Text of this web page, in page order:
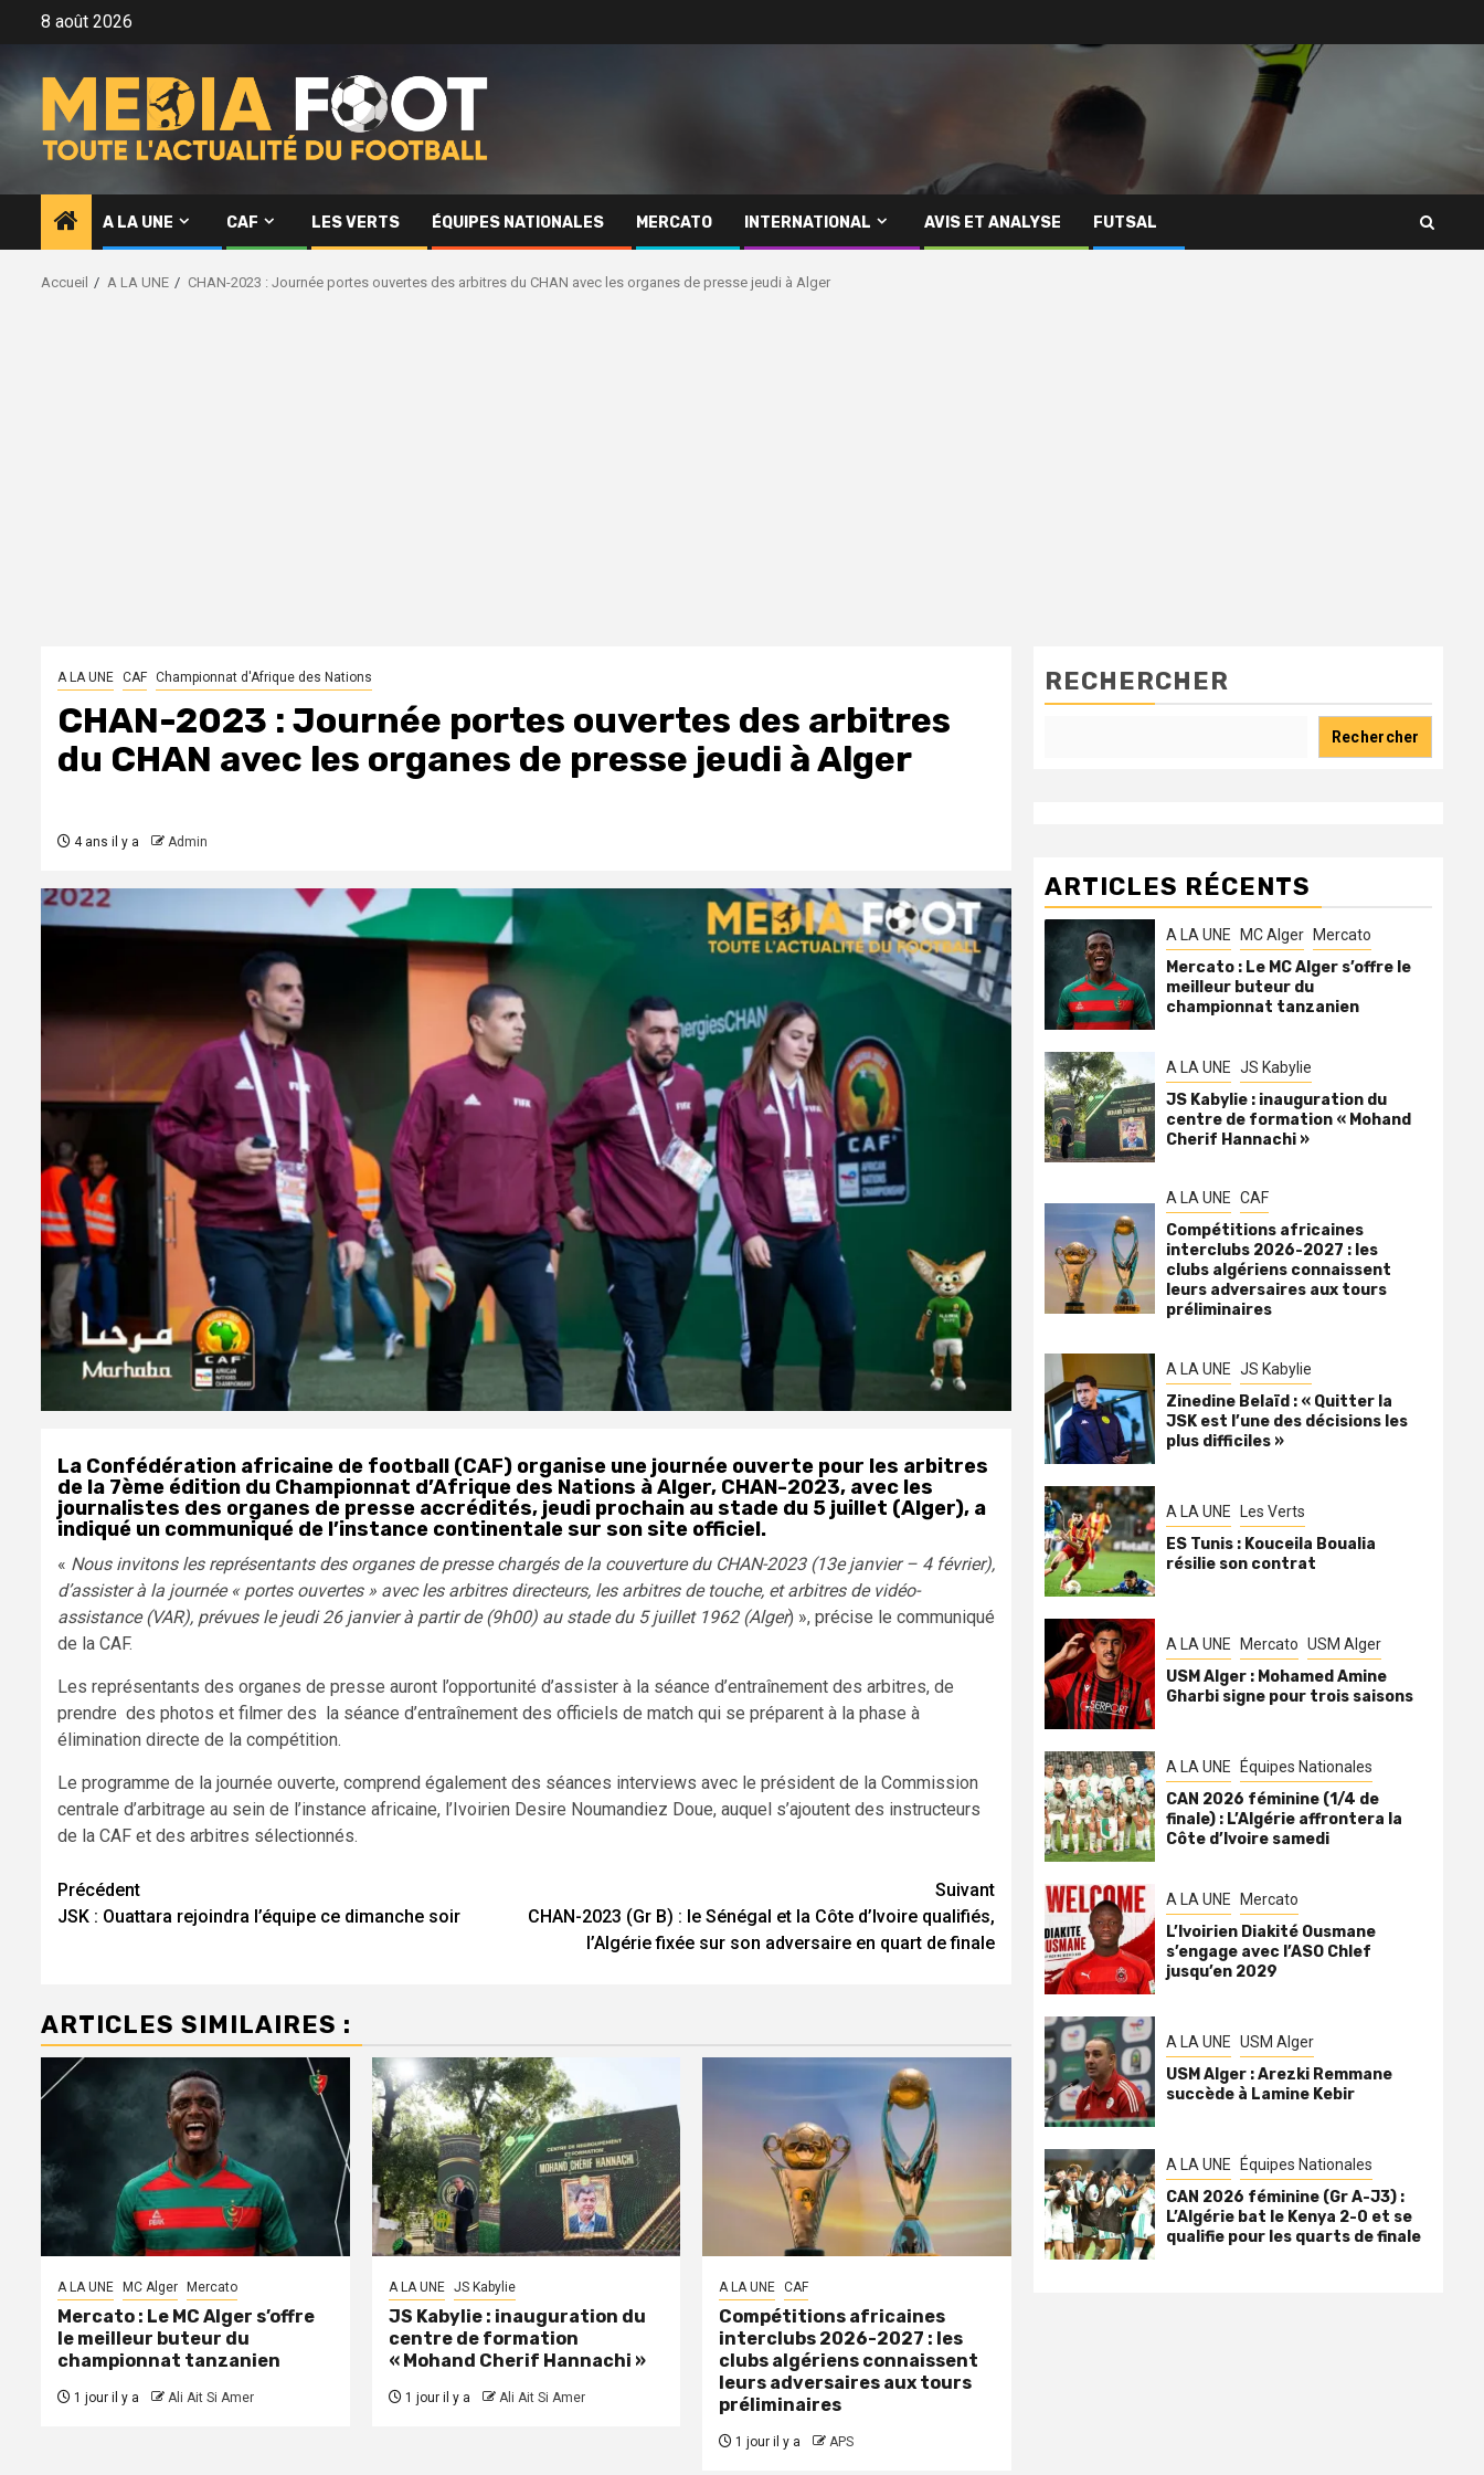
8 août 2026
A LA UNE CAF LES VERTS ÉQUIPES NATIONALES MERCATO INTERNATIONAL AVIS ET ANALYSE FUTSAL
Accueil A LA UNE CHAN-2023 : Journée portes ouvertes des arbitres du CHAN avec les organes de presse jeudi à Alger
A LA UNE CAF Championnat d'Afrique des Nations
CHAN-2023 : Journée portes ouvertes des arbitres
du CHAN avec les organes de presse jeudi à Alger
4 ans il y a Admin
La Confédération africaine de football (CAF) organise une journée ouverte pour les arbitres
de la 7ème édition du Championnat d’Afrique des Nations à Alger, CHAN-2023, avec les
journalistes des organes de presse accrédités, jeudi prochain au stade du 5 juillet (Alger), a
indiqué un communiqué de l’instance continentale sur son site officiel.
« Nous invitons les représentants des organes de presse chargés de la couverture du CHAN-2023 (13e janvier – 4 février),
d’assister à la journée « portes ouvertes » avec les arbitres directeurs, les arbitres de touche, et arbitres de vidéo-
assistance (VAR), prévues le jeudi 26 janvier à partir de (9h00) au stade du 5 juillet 1962 (Alger) », précise le communiqué
de la CAF.
Les représentants des organes de presse auront l’opportunité d’assister à la séance d’entraînement des arbitres, de
prendre des photos et filmer des la séance d’entraînement des officiels de match qui se préparent à la phase à
élimination directe de la compétition.
Le programme de la journée ouverte, comprend également des séances interviews avec le président de la Commission
centrale d’arbitrage au sein de l’instance africaine, l’Ivoirien Desire Noumandiez Doue, auquel s’ajoutent des instructeurs
de la CAF et des arbitres sélectionnés.
Navigation
d’article
Précédent
JSK : Ouattara rejoindra l’équipe ce dimanche soir
Suivant
CHAN-2023 (Gr B) : le Sénégal et la Côte d’Ivoire qualifiés,
l’Algérie fixée sur son adversaire en quart de finale
ARTICLES SIMILAIRES :
A LA UNE MC Alger Mercato
Mercato : Le MC Alger s’offre
le meilleur buteur du
championnat tanzanien
1 jour il y a Ali Ait Si Amer
A LA UNE JS Kabylie
JS Kabylie : inauguration du
centre de formation
« Mohand Cherif Hannachi »
1 jour il y a Ali Ait Si Amer
A LA UNE CAF
Compétitions africaines
interclubs 2026-2027 : les
clubs algériens connaissent
leurs adversaires aux tours
préliminaires
1 jour il y a APS
RECHERCHER
Rechercher
ARTICLES RÉCENTS
A LA UNE MC Alger Mercato
Mercato : Le MC Alger s’offre le
meilleur buteur du
championnat tanzanien
A LA UNE JS Kabylie
JS Kabylie : inauguration du
centre de formation « Mohand
Cherif Hannachi »
A LA UNE CAF
Compétitions africaines
interclubs 2026-2027 : les
clubs algériens connaissent
leurs adversaires aux tours
préliminaires
A LA UNE JS Kabylie
Zinedine Belaïd : « Quitter la
JSK est l’une des décisions les
plus difficiles »
A LA UNE Les Verts
ES Tunis : Kouceila Boualia
résilie son contrat
A LA UNE Mercato USM Alger
USM Alger : Mohamed Amine
Gharbi signe pour trois saisons
A LA UNE Équipes Nationales
CAN 2026 féminine (1/4 de
finale) : L’Algérie affrontera la
Côte d’Ivoire samedi
A LA UNE Mercato
L’Ivoirien Diakité Ousmane
s’engage avec l’ASO Chlef
jusqu’en 2029
A LA UNE USM Alger
USM Alger : Arezki Remmane
succède à Lamine Kebir
A LA UNE Équipes Nationales
CAN 2026 féminine (Gr A-J3) :
L’Algérie bat le Kenya 2-0 et se
qualifie pour les quarts de finale